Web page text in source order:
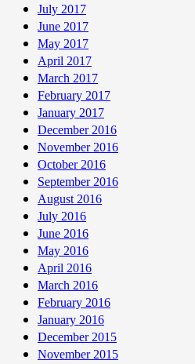
July 2017
June 2017
May 2017
April 2017
March 2017
February 2017
January 2017
December 2016
November 2016
October 2016
September 2016
August 2016
July 2016
June 2016
May 2016
April 2016
March 2016
February 2016
January 2016
December 2015
November 2015